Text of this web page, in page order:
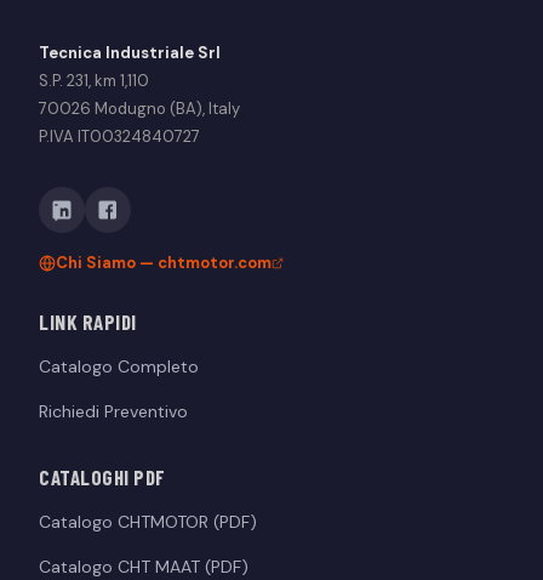
Tecnica Industriale Srl
S.P. 231, km 1,110
70026 Modugno (BA), Italy
P.IVA IT00324840727
Chi Siamo — chtmotor.com
LINK RAPIDI
Catalogo Completo
Richiedi Preventivo
CATALOGHI PDF
Catalogo CHTMOTOR (PDF)
Catalogo CHT MAAT (PDF)